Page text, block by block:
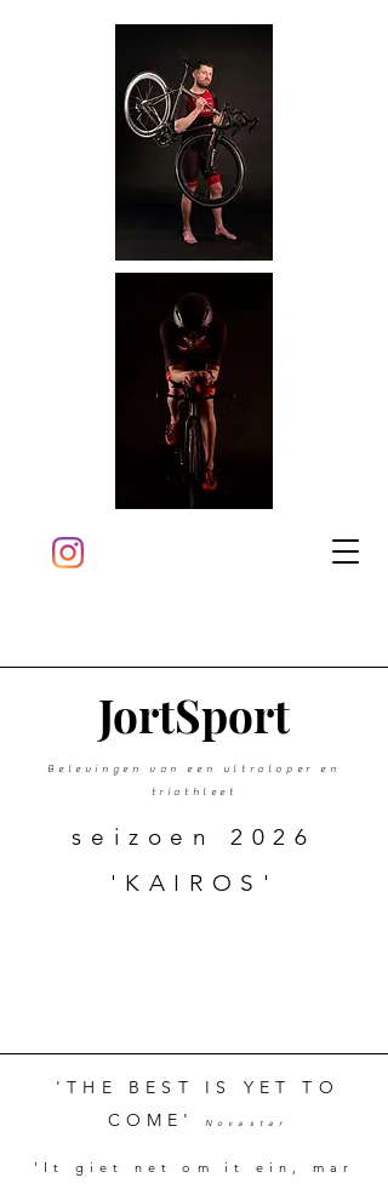
JortSport
seizoen 2026
'KAIROS'
Belevingen van een ultraloper en
triathleet
'THE BEST IS YET TO
COME'
Novastar
'It giet net om it ein, mar